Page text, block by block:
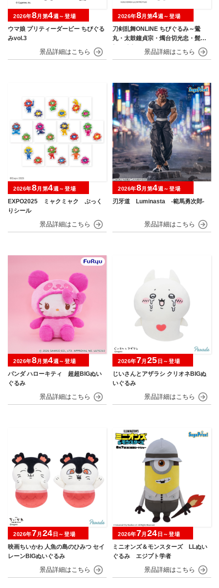
ウマ娘 プリティーダービー ちびぐる
みvol.3
2026年8月第4週～登場
刀剣乱舞ONLINE ちびぐるみ～鶯
丸・太鼓鐘貞宗・燭台切光忠・髭
2026年8月第4週～登場
EXPO2025 ミャクミャク ぷっく
りシール
2026年8月第4週～登場
刃牙道 Luminasta ‐範馬勇次郎‐
2026年8月第4週～登場
パンダ ハローキティ 超超BIGぬい
ぐるみ
2026年8月第4週～登場
じいさんとアザラシ クリオネBIGぬ
いぐるみ
2026年7月 25 日～登場
映画ちいかわ 人魚の島のひみつ セイ
レーンBIGぬいぐるみ
2026年7月 24 日～登場
ミニオンズ＆モンスターズ LLぬい
ぐるみ エジプト学者
2026年7月 24 日～登場